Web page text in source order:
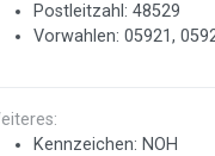
Postleitzahl: 48529
Vorwahlen: 05921,
Kennzeichen: NOH